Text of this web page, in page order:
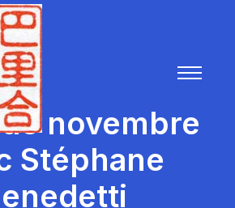
novembre
Stéphane